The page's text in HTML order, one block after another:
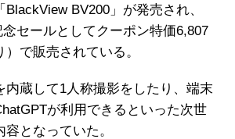
BV200」が発売され、
セールとしてクーポン特価6,807
で販売されている。
内蔵して1人称撮影をしたり、端末
が利用できるといった次世
となっていた。